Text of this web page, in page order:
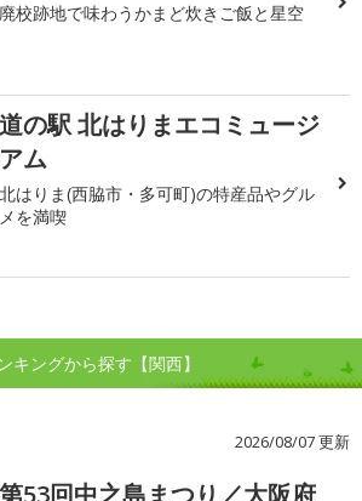
廃校跡地で味わうかまど炊きご飯と星空
道の駅 北はりまエコミュージ
アム
北はりま(西脇市・多可町)の特産品やグル
メを満喫
キングから探す【関西】
2026/08/07 更新
第53回中之島まつり／大阪府